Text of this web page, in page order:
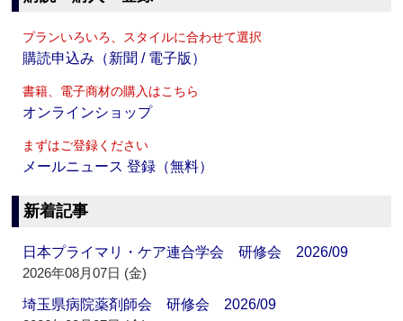
プランいろいろ、スタイルに合わせて選択
購読申込み（新聞 / 電子版）
書籍、電子商材の購入はこちら
オンラインショップ
まずはご登録ください
メールニュース 登録（無料）
新着記事
日本プライマリ・ケア連合学会 研修会 2026/09
2026年08月07日 (金)
埼玉県病院薬剤師会 研修会 2026/09